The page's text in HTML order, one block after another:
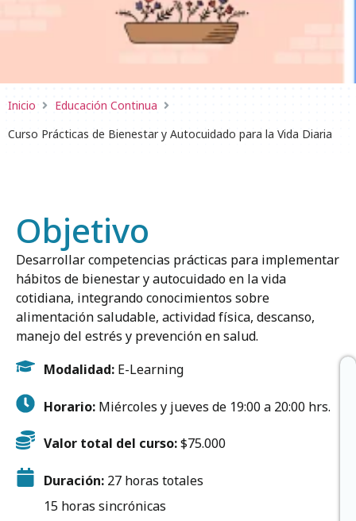
Inicio
Educación Continua
Curso Prácticas de Bienestar y Autocuidado para la Vida Diaria
Objetivo
Desarrollar competencias prácticas para implementar
hábitos de bienestar y autocuidado en la vida
cotidiana, integrando conocimientos sobre
alimentación saludable, actividad física, descanso,
manejo del estrés y prevención en salud.
Modalidad: E-Learning
Horario: Miércoles y jueves de 19:00 a 20:00 hrs.
Valor total del curso:$75.000
Duración: 27 horas totales
15 horas sincrónicas